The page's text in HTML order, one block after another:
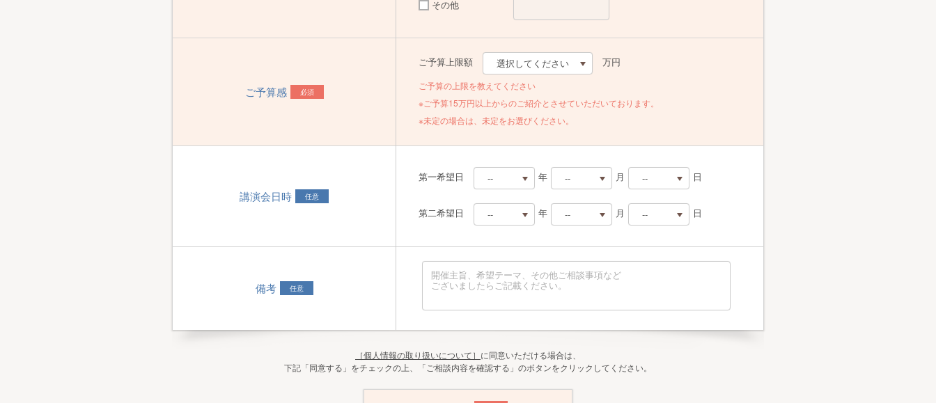
福島県
茨城県
栃木県
群馬県
埼玉県
千葉県
東京都
神奈川県
山梨県
長野県
新潟県
福井県
岐阜県
静岡県
愛知県
滋賀県
大阪府
その他
ご予算感 必須
ご予算上限額
選択してください
選択してください
100万円～
90～99万円
60～69万円
50～59万円
40～49万円
30～39万円
20～29万円
10～19万円
未定
万円
ご予算の上限を教えてください
※ご予算15万円以上からのご紹介とさせていただいております。
※未定の場合は、未定をお選びください。
講演会日時 任意
第一希望日
--
2026
2028
2029
2030
2034
年
--
01
03
04
05
09
月
--
01
03
日
第二希望日
--
2026
2027
2028
2032
年
--
01
02
03
07
月
--
01
日
備考 任意
［個人情報の取り扱いについて］ に同意いただける場合は、
下記「同意する」をチェックの上、「ご相談内容を確認する」のボタンをクリックしてください。